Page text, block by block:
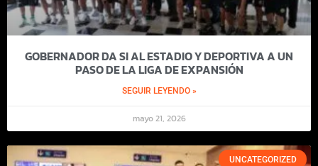
GOBERNADOR DA SI AL ESTADIO Y DEPORTIVA A UN
PASO DE LA LIGA DE EXPANSIÓN
SEGUIR LEYENDO »
mayo 21, 2026
UNCATEGORIZED